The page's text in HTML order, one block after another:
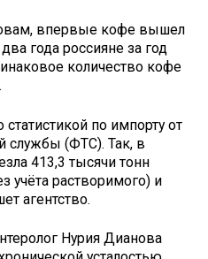
впервые кофе вышел
года россияне за год
количество кофе
по импорту от
службы (ФТС). Так, в
413,3 тысячи тонн
учёта растворимого) и
агентство.
Нурия Дианова